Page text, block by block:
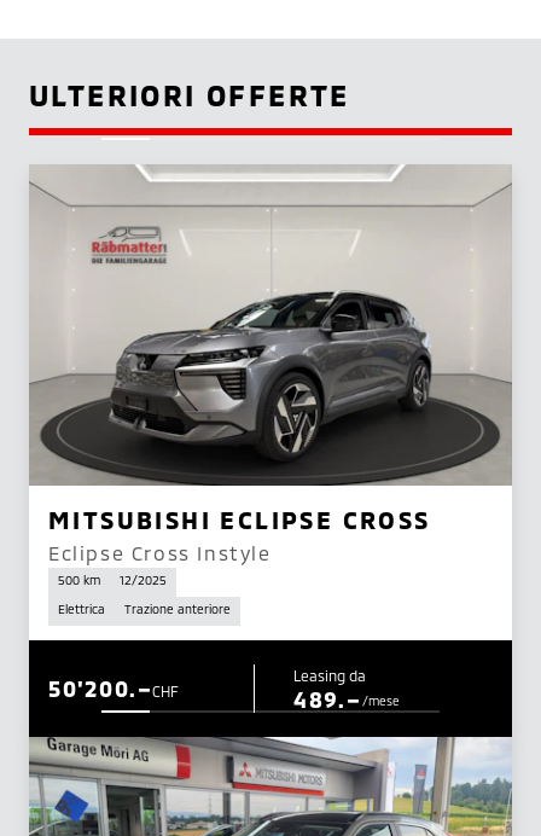
ULTERIORI OFFERTE
MITSUBISHI ECLIPSE CROSS
Eclipse Cross Instyle
500 km
12/2025
Elettrica
Trazione anteriore
CHF
50'200.– Leasing da
489.– /mese